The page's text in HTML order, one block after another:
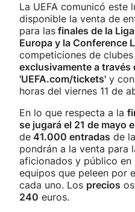
La UEFA comunicó este
disponible la venta de
para las finales de la
Europa y la Conference
competiciones de clubes
exclusivamente a través
'UEFA.com/tickets' y
horas del viernes 11 de
En lo que respecta a la
se jugará el 21 de mayo
de 41.000 entradas de
pondrán a la venta para
aficionados y público en
equipos que peleen por
cada uno. Los precios
240 euros.